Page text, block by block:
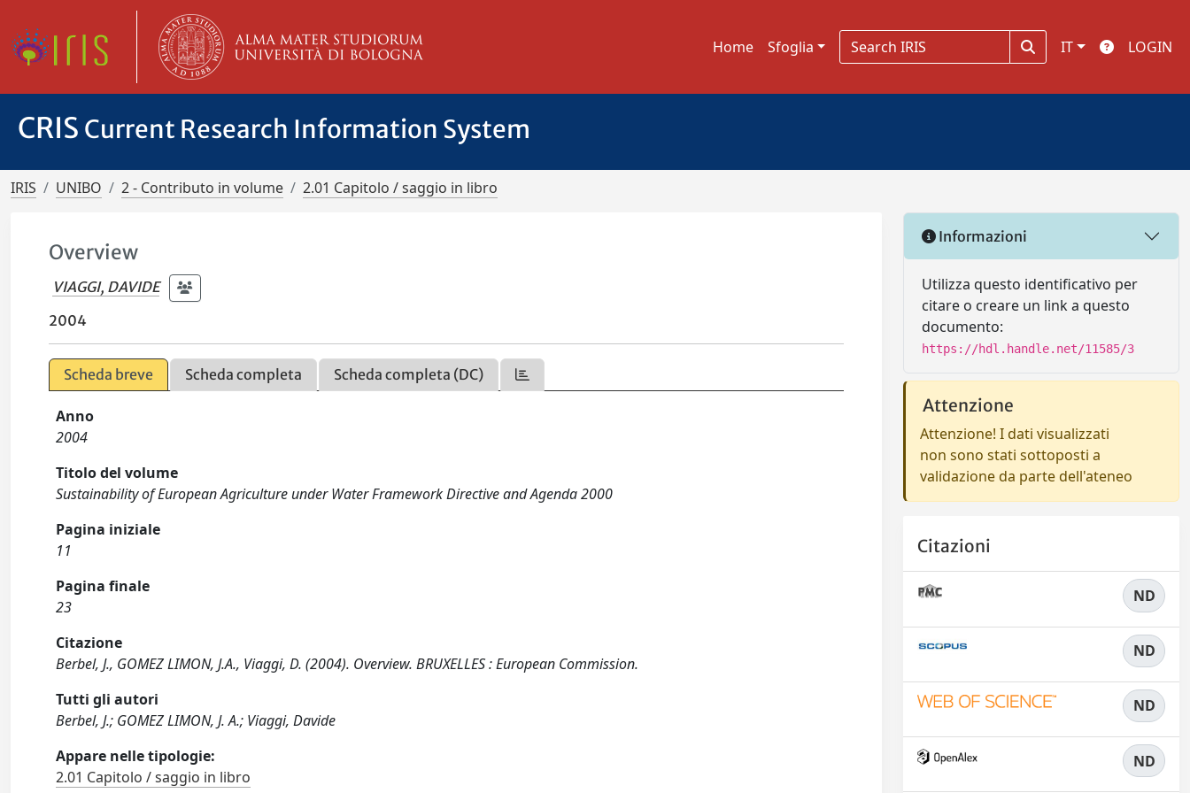
Home Sfoglia IT LOGIN
CRIS Current Research Information System
IRIS UNIBO 2 - Contributo in volume 2.01 Capitolo / saggio in libro
Overview
VIAGGI, DAVIDE
2004
Scheda breve Scheda completa Scheda completa (DC)
Anno
2004
Titolo del volume
Sustainability of European Agriculture under Water Framework Directive and Agenda 2000
Pagina iniziale
11
Pagina finale
23
Citazione
Berbel, J., GOMEZ LIMON, J.A., Viaggi, D. (2004). Overview. BRUXELLES : European Commission.
Tutti gli autori
Berbel, J.; GOMEZ LIMON, J. A.; Viaggi, Davide
Appare nelle tipologie:
2.01 Capitolo / saggio in libro
Informazioni
Utilizza questo identificativo per
citare o creare un link a questo
documento:
https://hdl.handle.net/11585/3
Attenzione
Attenzione! I dati visualizzati
non sono stati sottoposti a
validazione da parte dell'ateneo
Citazioni
ND
ND
ND
ND